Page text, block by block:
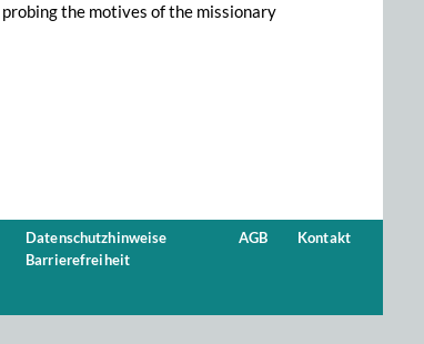
the motives of the missionary
Datenschutzhinweise
Barrierefreiheit
AGB Kontakt